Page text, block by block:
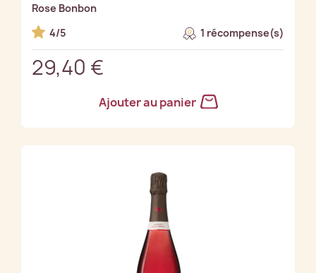
Rose Bonbon
4/5
1 récompense(s)
29,40 €
Ajouter au panier